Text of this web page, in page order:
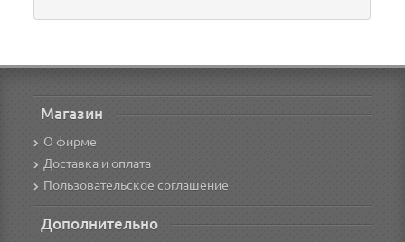
Магазин
О фирме
Доставка и оплата
Пользовательское соглашение
Дополнительно